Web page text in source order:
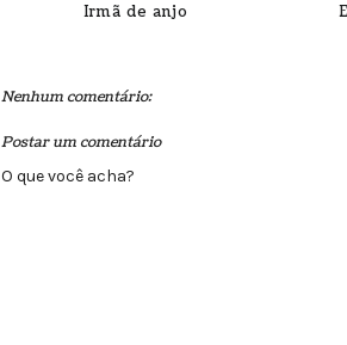
Irmã de anjo
Nenhum comentário:
Postar um comentário
O que você acha?